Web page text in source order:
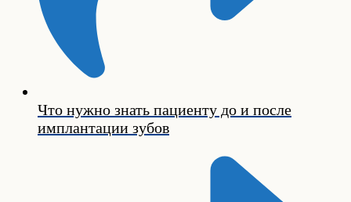
Что нужно знать пациенту до и после
имплантации зубов